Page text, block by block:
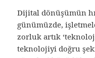
Dijital dönüşümün
günümüzde,
zorluk artık
teknolojiyi doğru